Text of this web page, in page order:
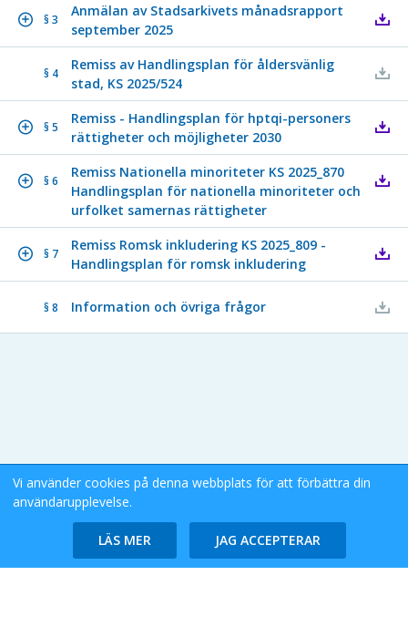
§ 3
Anmälan av Stadsarkivets månadsrapport
september 2025
§ 4
Remiss av Handlingsplan för åldersvänlig
stad, KS 2025/524
§ 5
Remiss - Handlingsplan för hptqi-personers
rättigheter och möjligheter 2030
§ 6
Remiss Nationella minoriteter KS 2025_870
Handlingsplan för nationella minoriteter och
urfolket samernas rättigheter
§ 7
Remiss Romsk inkludering KS 2025_809 -
Handlingsplan för romsk inkludering
§ 8 Information och övriga frågor
Stockholms Stad eDok Meetings
Tillgänglighetsredogörelse
Vi använder cookies på denna webbplats för att förbättra din
användarupplevelse.